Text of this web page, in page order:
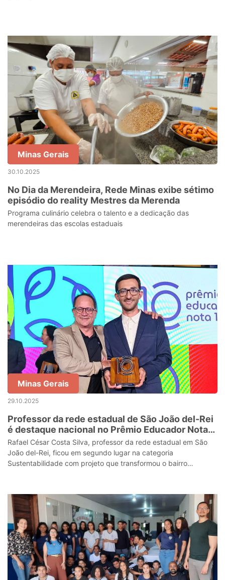
Minas Gerais
30.10.2025
No Dia da Merendeira, Rede Minas exibe sétimo
episódio do reality Mestres da Merenda
Programa culinário celebra o talento e a dedicação das
merendeiras das escolas estaduais
Minas Gerais
29.10.2025
Professor da rede estadual de São João del-Rei
é destaque nacional no Prêmio Educador Nota
10
Rafael César Costa Silva, professor da rede estadual em São
João del-Rei, ficou em segundo lugar na categoria
Sustentabilidade com projeto que transformou o bairro